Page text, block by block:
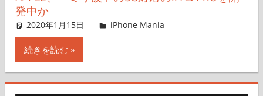
発中か
2020年1月15日 iPhone Mania
iPhone Mania
続きを読む